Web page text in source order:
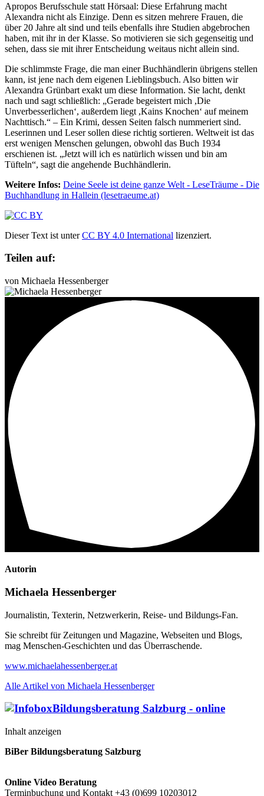
Apropos Berufsschule statt Hörsaal: Diese Erfahrung macht
Alexandra nicht als Einzige. Denn es sitzen mehrere Frauen, die
über 20 Jahre alt sind und teils ebenfalls ihre Studien abgebrochen
haben, mit ihr in der Klasse. So motivieren sie sich gegenseitig und
sehen, dass sie mit ihrer Entscheidung weitaus nicht allein sind.
Die schlimmste Frage, die man einer Buchhändlerin übrigens stellen
kann, ist jene nach dem eigenen Lieblingsbuch. Also bitten wir
Alexandra Grünbart exakt um diese Information. Sie lacht, denkt
nach und sagt schließlich: „Gerade begeistert mich ,Die
Unverbesserlichen‘, außerdem liegt ,Kains Knochen‘ auf meinem
Nachttisch.“ – Ein Krimi, dessen Seiten falsch nummeriert sind.
Leserinnen und Leser sollen diese richtig sortieren. Weltweit ist das
erst wenigen Menschen gelungen, obwohl das Buch 1934
erschienen ist. „Jetzt will ich es natürlich wissen und bin am
Tüfteln“, sagt die angehende Buchhändlerin.
Weitere Infos: Deine Seele ist deine ganze Welt - LeseTräume - Die
Buchhandlung in Hallein (lesetraeume.at)
Dieser Text ist unterCC BY 4.0 International lizenziert.
Teilen auf:
von Michaela Hessenberger
Autorin
Michaela Hessenberger
Journalistin, Texterin, Netzwerkerin, Reise- und Bildungs-Fan.
Sie schreibt für Zeitungen und Magazine, Webseiten und Blogs,
mag Menschen-Geschichten und das Überraschende.
www.michaelahessenberger.at
Alle Artikel von Michaela Hessenberger
Bildungsberatung Salzburg - online
Inhalt anzeigen
BiBer Bildungsberatung Salzburg
Online Video Beratung
Terminbuchung und Kontakt +43 (0)699 10203012